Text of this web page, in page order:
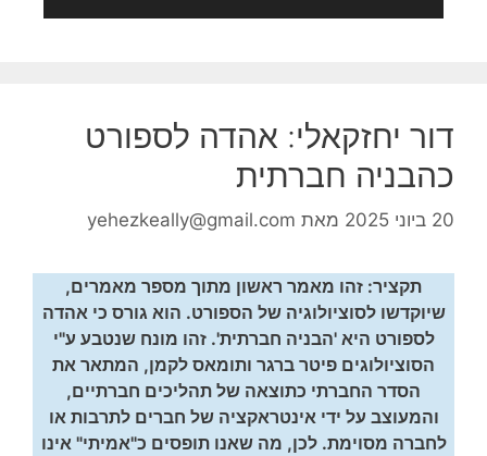
דור יחזקאלי: אהדה לספורט
כהבניה חברתית
20 ביוני 2025 מאת yehezkeally@gmail.com
תקציר: זהו מאמר ראשון מתוך מספר מאמרים,
שיוקדשו לסוציולוגיה של הספורט. הוא גורס כי אהדה
לספורט היא 'הבניה חברתית'. זהו מונח שנטבע ע"י
הסוציולוגים פיטר ברגר ותומאס לקמן, המתאר את
הסדר החברתי כתוצאה של תהליכים חברתיים,
והמעוצב על ידי אינטראקציה של חברים לתרבות או
לחברה מסוימת. לכן, מה שאנו תופסים כ"אמיתי" אינו